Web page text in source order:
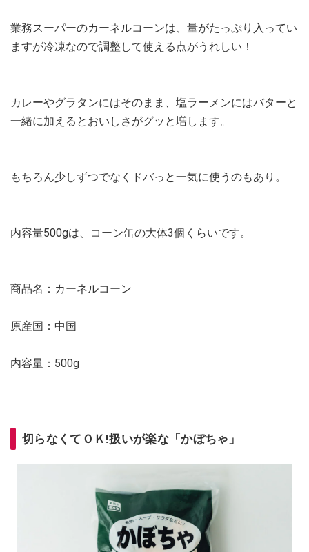
業務スーパーのカーネルコーンは、量がたっぷり入ってい
ますが冷凍なので調整して使える点がうれしい！
カレーやグラタンにはそのまま、塩ラーメンにはバターと
一緒に加えるとおいしさがグッと増します。
もちろん少しずつでなくドバっと一気に使うのもあり。
内容量500gは、コーン缶の大体3個くらいです。
商品名：カーネルコーン
原産国：中国
内容量：500g
切らなくてＯＫ!扱いが楽な「かぼちゃ」